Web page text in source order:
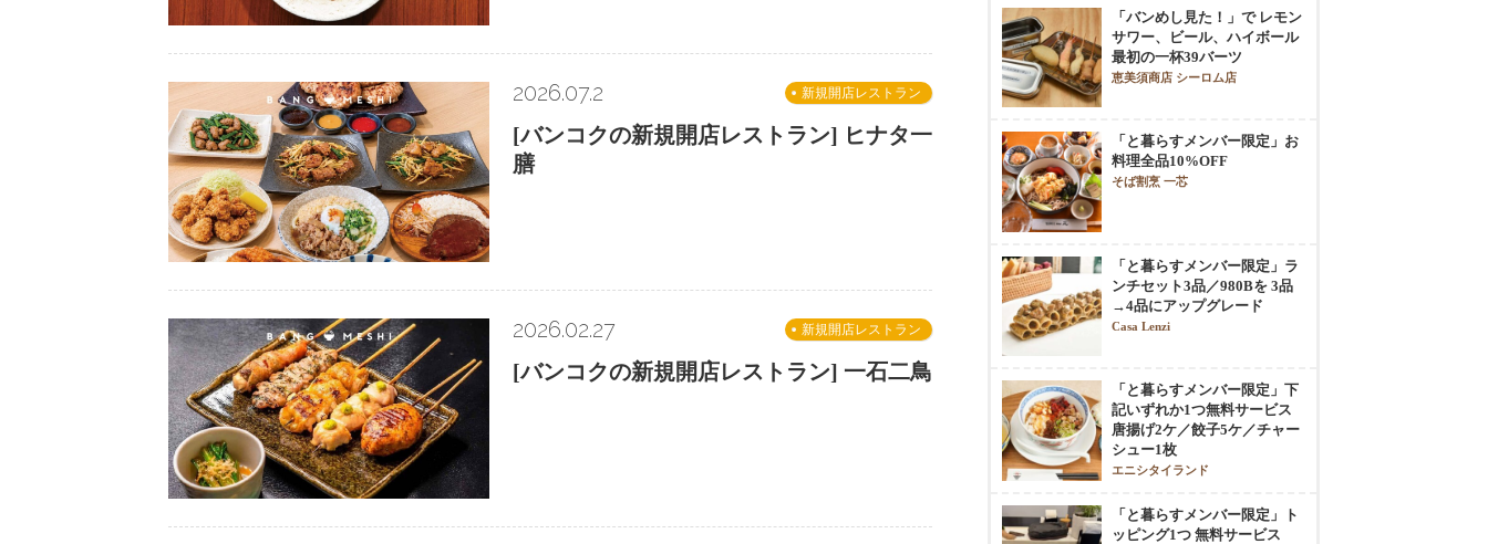
「バンめし見た！」で レモン
サワー、ビール、ハイボール
最初の一杯39バーツ
恵美須商店 シーロム店
「と暮らすメンバー限定」お
料理全品10%OFF
そば割烹 一芯
「と暮らすメンバー限定」ラ
ンチセット3品／980Bを 3品
→4品にアップグレード
Casa Lenzi
「と暮らすメンバー限定」下
記いずれか1つ無料サービス
唐揚げ2ケ／餃子5ケ／チャー
シュー1枚
エニシタイランド
「と暮らすメンバー限定」ト
ッピング1つ 無料サービス
新規開店レストラン
2026.07.2
[バンコクの新規開店レストラン] ヒナタ一
膳
新規開店レストラン
2026.02.27
[バンコクの新規開店レストラン] 一石二鳥